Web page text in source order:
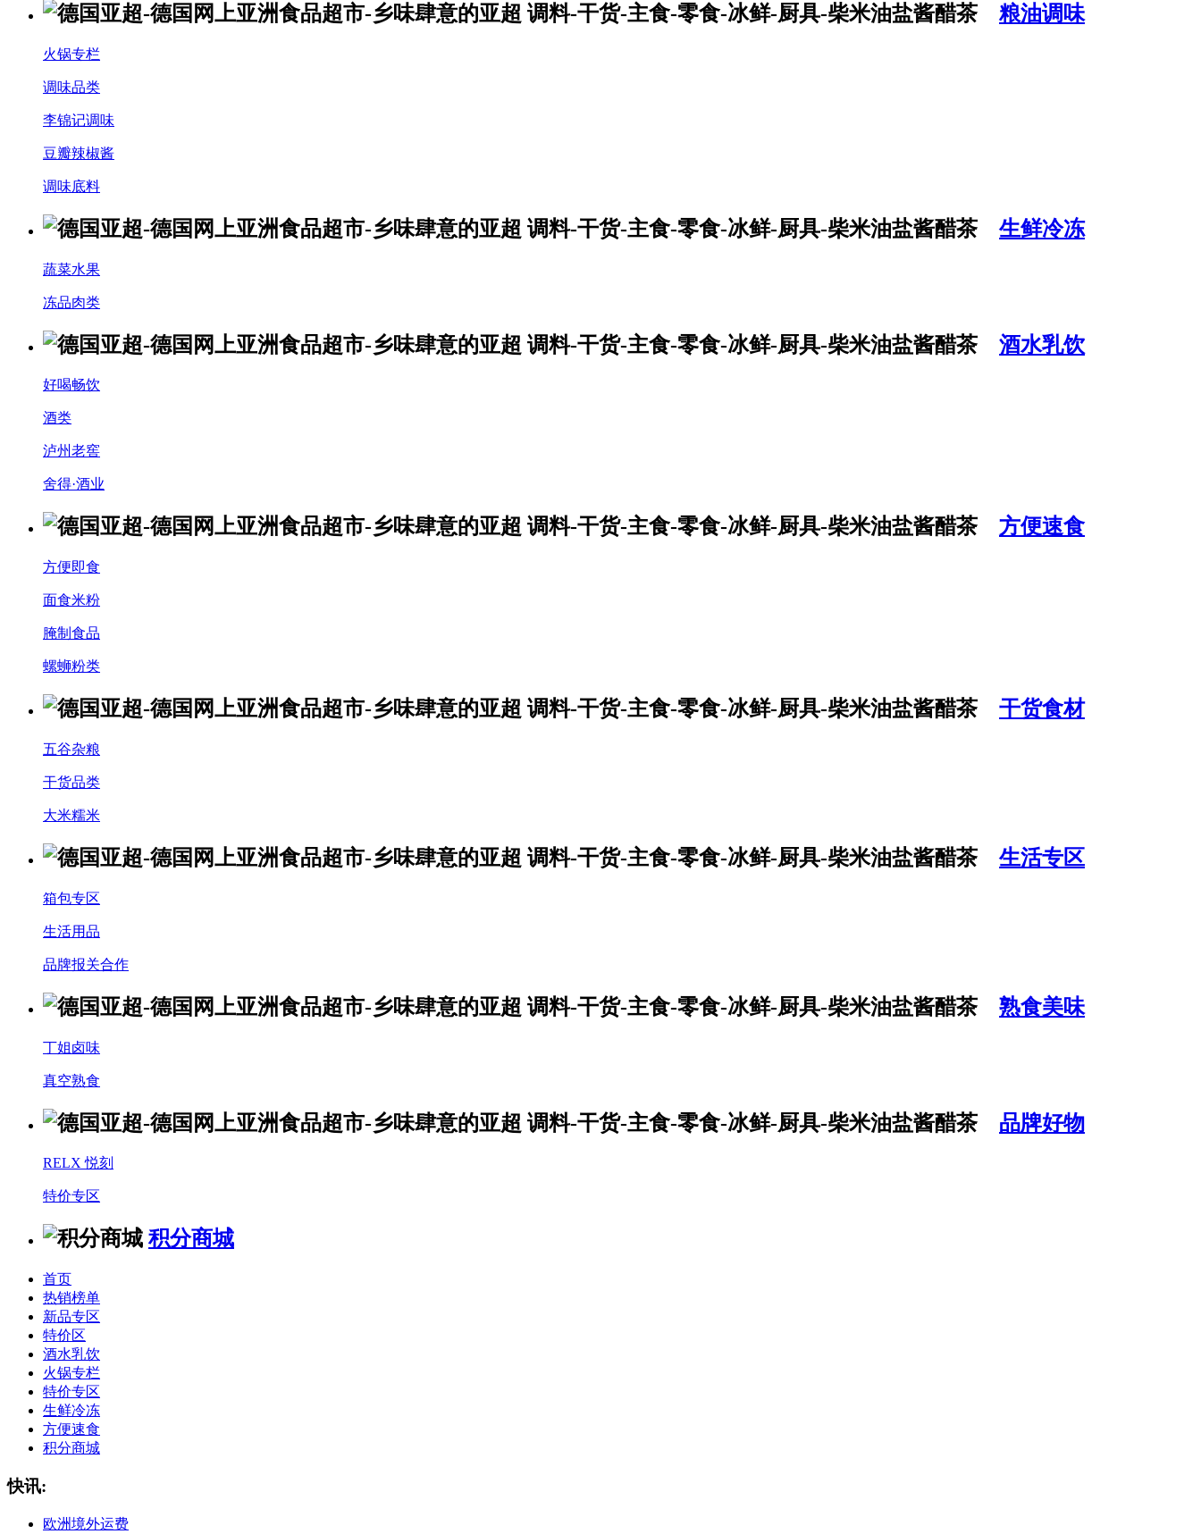
粮油调味
火锅专栏
调味品类
李锦记调味
豆瓣辣椒酱
调味底料
生鲜冷冻
蔬菜水果
冻品肉类
酒水乳饮
好喝畅饮
酒类
泸州老窖
舍得·酒业
方便速食
方便即食
面食米粉
腌制食品
螺蛳粉类
干货食材
五谷杂粮
干货品类
大米糯米
生活专区
箱包专区
生活用品
品牌报关合作
熟食美味
丁姐卤味
真空熟食
品牌好物
RELX 悦刻
特价专区
积分商城
首页
热销榜单
新品专区
特价区
酒水乳饮
火锅专栏
特价专区
生鲜冷冻
方便速食
积分商城
快讯:
欧洲境外运费